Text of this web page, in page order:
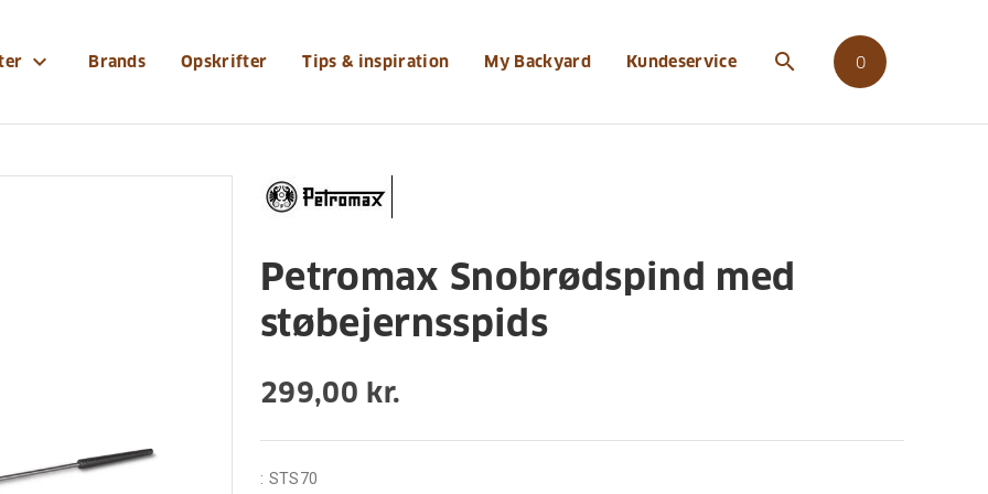
expand_more Brands Opskrifter Tips & inspiration My Backyard Kundeservice search 0
Petromax Snobrødspind med
støbejernsspids
299,00 kr.
: STS70